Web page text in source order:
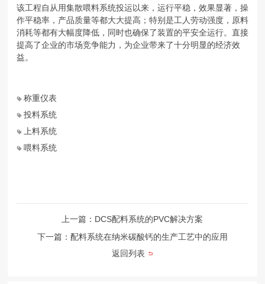
该工程自从用集散喂料系统投运以来，运行平稳，效果显著，操
作平稳率，产品质量等都大大提高；特别是工人劳动强度，原料
消耗等都有大幅度降低，同时也确保了装置的平安全运行。直接
提高了企业的市场竞争能力，为企业带来了十分明显的经济效
益。
称重仪表
投料系统
上料系统
喂料系统
上一篇：DCS配料系统的PVC解决方案
返回列表
下一篇：配料系统在纳米碳酸钙的生产工艺中的应用